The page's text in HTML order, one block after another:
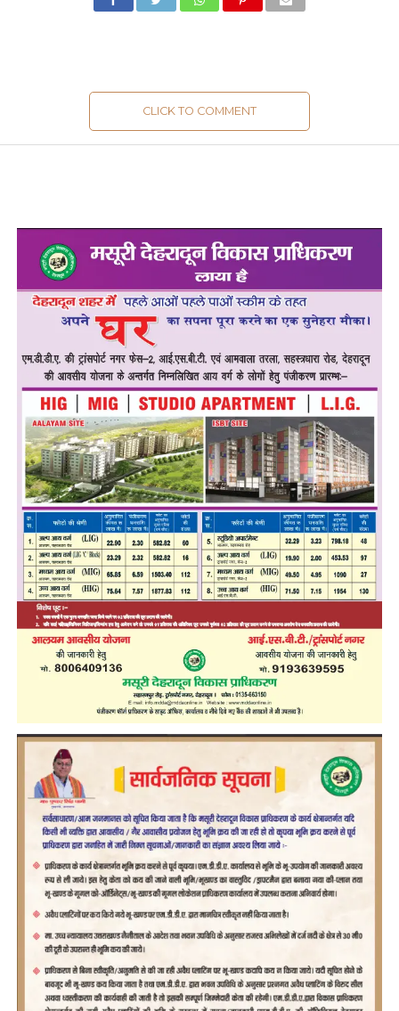
CLICK TO COMMENT